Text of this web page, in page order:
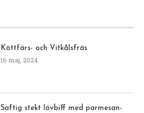
Köttfärs- och Vitkålsfräs
16 maj, 2024
Saftig stekt lövbiff med parmesan-